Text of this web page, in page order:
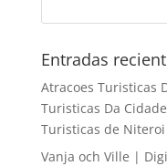
Entradas
Atracoes Turisticas
Turisticas Da
Turisticas de Niteroi
Vanja och Ville |